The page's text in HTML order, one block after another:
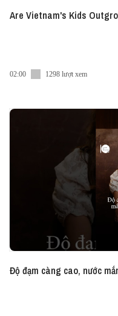
Are Vietnam's Kids
02:00 1298 lượt xem
Độ đạm càng cao, nước